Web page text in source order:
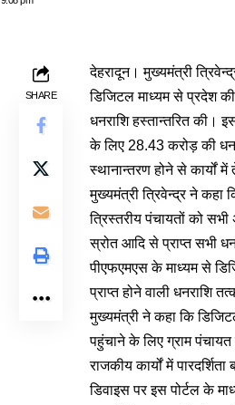
SHARE
देहरादून। मुख्यमंत्री
डिजिटल माध्यम से प्रदेश
धनराशि हस्तान्तरित की।
के लिए 28.43 करोड़ की
स्थानान्तरण होने से कार्यों
मुख्यमंत्री त्रिवेन्द्र ने कहा
त्रिस्तरीय पंचायतों को
स्रोत आदि से प्राप्त सभी
पीएफएमएस के माध्यम से
प्राप्त होने वाली धनराशि
मुख्यमंत्री ने कहा कि
पहुंचाने के लिए ग्राम
राजकीय कार्यों में
डिवाइस पर इस पोर्टल के